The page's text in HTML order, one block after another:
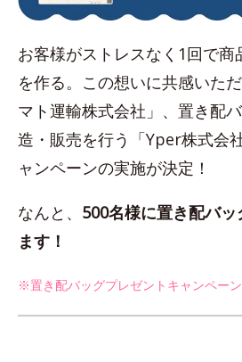
お客様がストレスなく1回で
を作る。この想いに共感いた
マト運輸株式会社」、置き配
造・販売を行う「Yper株式会
ャンペーンの実施が決定！
なんと、 500名様に置き配バッ
ます！
※置き配バッグプレゼントキャンペーン